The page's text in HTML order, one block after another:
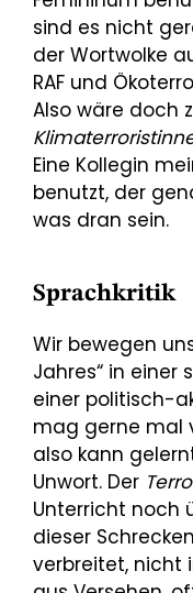
sind es nicht
der Wortwolke
RAF und
Also wäre doch
Eine Kollegin
benutzt, der
was dran sein.
Sprachkritik
Wir bewegen
Jahres“ in einer
einer politisch-
mag gerne mal
also kann
Unwort. Der
Unterricht noch
dieser
verbreitet, nicht